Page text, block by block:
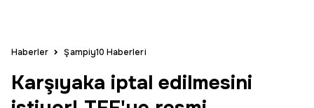
Haberler Şampiy10 Haberleri
Karşıyaka iptal edilmesini